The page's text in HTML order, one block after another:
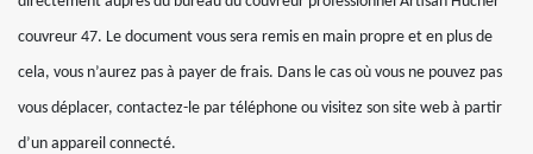
couvreur 47. Le document vous sera remis en main propre et en plus de
cela, vous n’aurez pas à payer de frais. Dans le cas où vous ne pouvez pas
vous déplacer, contactez-le par téléphone ou visitez son site web à partir
d’un appareil connecté.